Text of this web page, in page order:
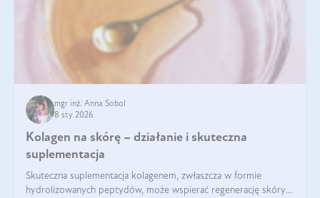
mgr inż. Anna Sobol
8 sty 2026
Kolagen na skórę – działanie i skuteczna
suplementacja
Skuteczna suplementacja kolagenem, zwłaszcza w formie
hydrolizowanych peptydów, może wspierać regenerację skóry i